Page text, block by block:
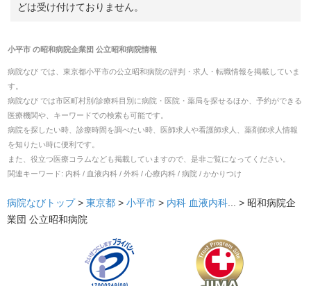
どは受け付けておりません。
小平市の昭和病院企業団 公立昭和病院情報
病院なび では、 東京都小平市の公立昭和病院の評判・求人・転職情報を掲載していま
す。
病院なび では市区町村別/診療科目別に病院・医院・薬局を探せるほか、予約ができる
医療機関や、キーワードでの検索も可能です。
病院を探したい時、診療時間を調べたい時、医師求人や看護師求人、薬剤師求人情報
を知りたい時に便利です。
また、役立つ医療コラムなども掲載していますので、是非ご覧になってください。
関連キーワード: 内科 / 血液内科 / 外科 / 心療内科 / 病院 / かかりつけ
病院なびトップ > 東京都 > 小平市 > 内科 血液内科... > 昭和病院企
業団 公立昭和病院